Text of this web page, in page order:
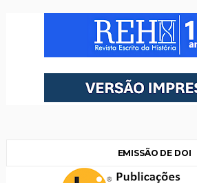
EMISSÃO DE DOI